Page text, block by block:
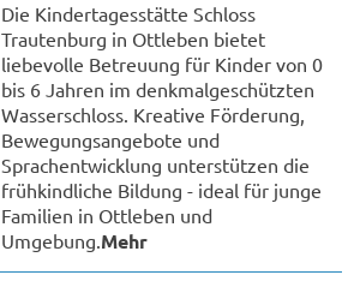
Die Kindertagesstätte Schloss
Trautenburg in Ottleben bietet
liebevolle Betreuung für Kinder von 0
bis 6 Jahren im denkmalgeschützten
Wasserschloss. Kreative Förderung,
Bewegungsangebote und
Sprachentwicklung unterstützen die
frühkindliche Bildung - ideal für junge
Familien in Ottleben und
Umgebung.Mehr